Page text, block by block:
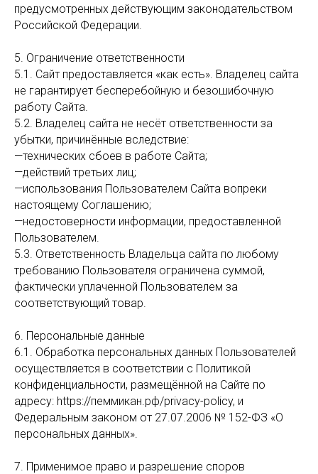
предусмотренных действующим законодательством
Российской Федерации.
5. Ограничение ответственности
5.1. Сайт предоставляется «как есть». Владелец сайта
не гарантирует бесперебойную и безошибочную
работу Сайта.
5.2. Владелец сайта не несёт ответственности за
убытки, причинённые вследствие:
—технических сбоев в работе Сайта;
—действий третьих лиц;
—использования Пользователем Сайта вопреки
настоящему Соглашению;
—недостоверности информации, предоставленной
Пользователем.
5.3. Ответственность Владельца сайта по любому
требованию Пользователя ограничена суммой,
фактически уплаченной Пользователем за
соответствующий товар.
6. Персональные данные
6.1. Обработка персональных данных Пользователей
осуществляется в соответствии с Политикой
конфиденциальности, размещённой на Сайте по
адресу: https://пеммикан.рф/privacy-policy, и
Федеральным законом от 27.07.2006 № 152-ФЗ «О
персональных данных».
7. Применимое право и разрешение споров